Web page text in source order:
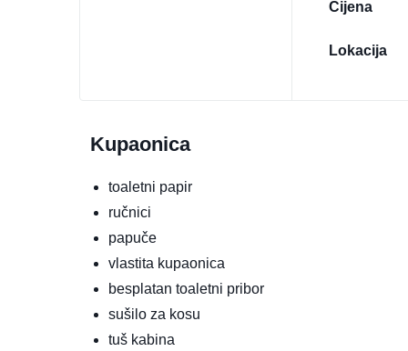
Cijena
Lokacija
Kupaonica
toaletni papir
ručnici
papuče
vlastita kupaonica
besplatan toaletni pribor
sušilo za kosu
tuš kabina